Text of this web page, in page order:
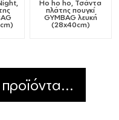
Ho ho ho, Τσάντα
πλάτης πουγκί
GYMBAG λευκή
(28x40cm)